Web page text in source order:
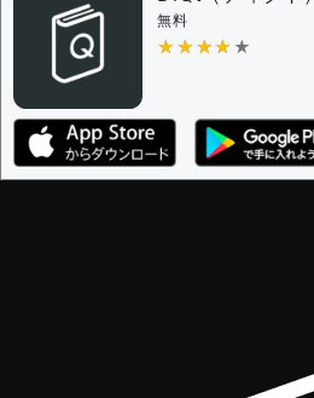
無料
★★★★★
★★★★★